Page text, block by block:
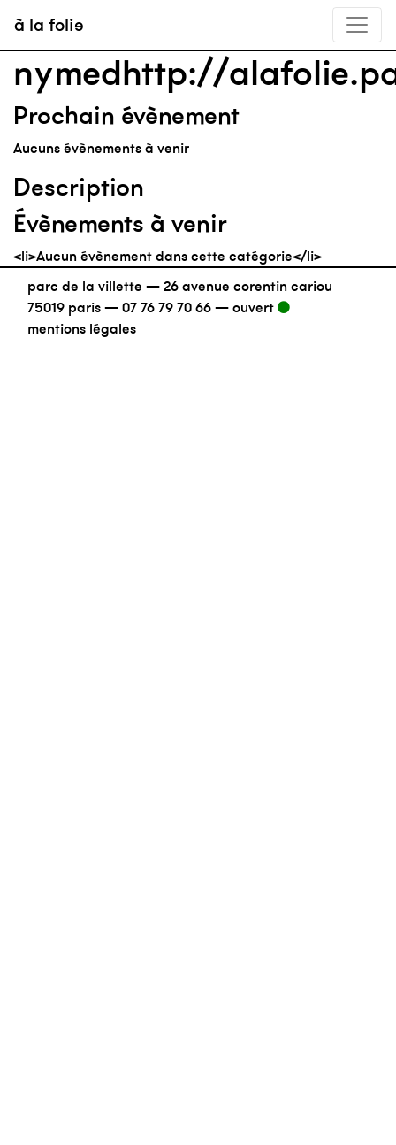
à la folie
nymedhttp://
Prochain évènement
Aucuns évènements à venir
Description
Évènements à venir
<li>Aucun évènement dans cette catégorie</li>
parc de la villette — 26 avenue corentin cariou
75019 paris — 07 76 79 70 66 — ouvert
mentions légales